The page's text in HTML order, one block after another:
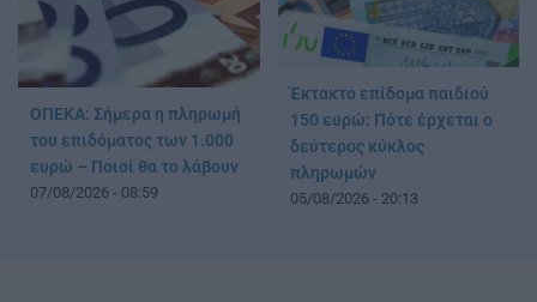
ΟΠΕΚΑ: Σήμερα η πληρωμή
του επιδόματος των 1.000
ευρώ – Ποιοί θα το λάβουν
07/08/2026 - 08:59
Έκτακτο επίδομα παιδιού
150 ευρώ: Πότε έρχεται ο
δεύτερος κύκλος
πληρωμών
05/08/2026 - 20:13